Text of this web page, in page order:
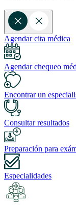
Agendar cita médica
Agendar chequeo
Encontrar un
Consultar resultados
Preparación para
Especialidades